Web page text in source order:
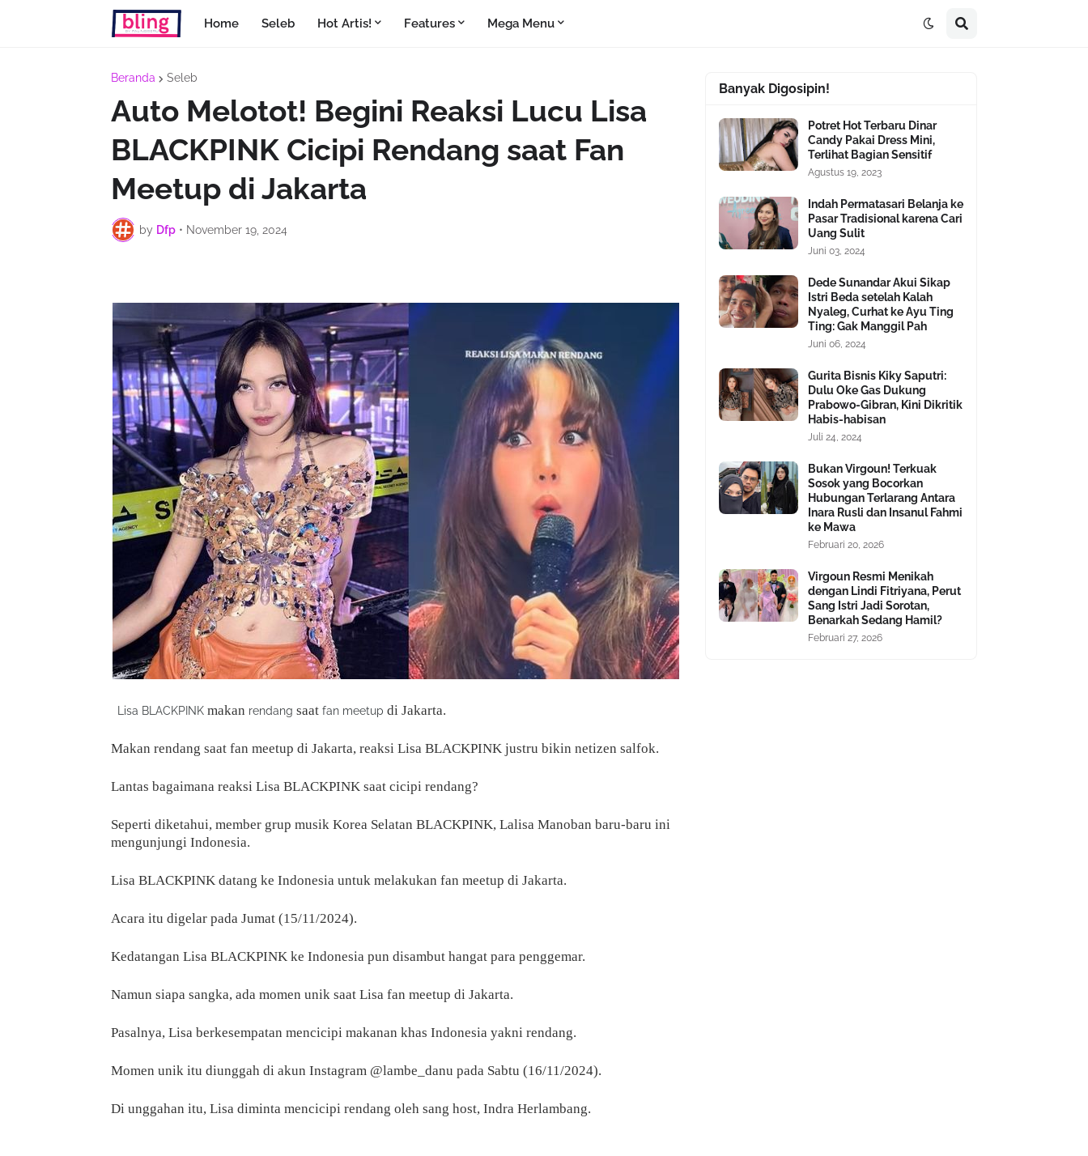
Home Seleb Hot Artis! Features Mega Menu
Beranda Seleb
Auto Melotot! Begini Reaksi Lucu Lisa
BLACKPINK Cicipi Rendang saat Fan
Meetup di Jakarta
by Dfp • November 19, 2024
Lisa BLACKPINK makan rendang saat fan meetup di Jakarta.
Makan rendang saat fan meetup di Jakarta, reaksi Lisa BLACKPINK justru bikin netizen salfok.
Lantas bagaimana reaksi Lisa BLACKPINK saat cicipi rendang?
Seperti diketahui, member grup musik Korea Selatan BLACKPINK, Lalisa Manoban baru-baru ini
mengunjungi Indonesia.
Lisa BLACKPINK datang ke Indonesia untuk melakukan fan meetup di Jakarta.
Acara itu digelar pada Jumat (15/11/2024).
Kedatangan Lisa BLACKPINK ke Indonesia pun disambut hangat para penggemar.
Namun siapa sangka, ada momen unik saat Lisa fan meetup di Jakarta.
Pasalnya, Lisa berkesempatan mencicipi makanan khas Indonesia yakni rendang.
Momen unik itu diunggah di akun Instagram @lambe_danu pada Sabtu (16/11/2024).
Di unggahan itu, Lisa diminta mencicipi rendang oleh sang host, Indra Herlambang.
Banyak Digosipin!
Potret Hot Terbaru Dinar
Candy Pakai Dress Mini,
Terlihat Bagian Sensitif
Agustus 19, 2023
Indah Permatasari Belanja ke
Pasar Tradisional karena Cari
Uang Sulit
Juni 03, 2024
Dede Sunandar Akui Sikap
Istri Beda setelah Kalah
Nyaleg, Curhat ke Ayu Ting
Ting: Gak Manggil Pah
Juni 06, 2024
Gurita Bisnis Kiky Saputri:
Dulu Oke Gas Dukung
Prabowo-Gibran, Kini Dikritik
Habis-habisan
Juli 24, 2024
Bukan Virgoun! Terkuak
Sosok yang Bocorkan
Hubungan Terlarang Antara
Inara Rusli dan Insanul Fahmi
ke Mawa
Februari 20, 2026
Virgoun Resmi Menikah
dengan Lindi Fitriyana, Perut
Sang Istri Jadi Sorotan,
Benarkah Sedang Hamil?
Februari 27, 2026